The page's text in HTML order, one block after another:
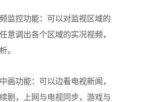
控功能：可以对监视区域的
意调出各个区域的实况视频，
。
功能：可以边看电视新闻，
剧，上网与电视同步，游戏与